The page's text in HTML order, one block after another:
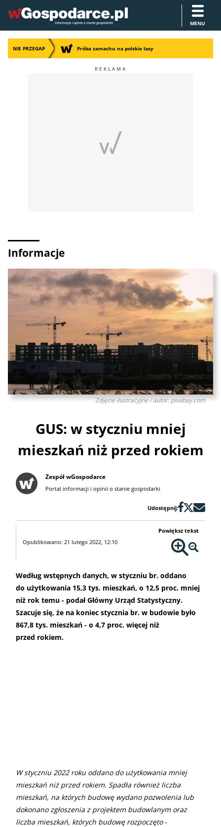
MENU
NIE PRZEGAP Próba zamachu na polskie lasy
Informacje
Zdjęcie ilustracyjne / autor: pixabay.com
GUS: w styczniu mniej
mieszkań niż przed rokiem
Zespół wGospodarce
Portal informacji i opinii o stanie gospodarki
Udostępnij:
Opublikowano: 21 lutego 2022, 12:10
Powiększ tekst
Według wstępnych danych, w styczniu br. oddano
do użytkowania 15,3 tys. mieszkań, o 12,5 proc. mniej
niż rok temu - podał Główny Urząd Statystyczny.
Szacuje się, że na koniec stycznia br. w budowie było
867,8 tys. mieszkań - o 4,7 proc. więcej niż
przed rokiem.
W styczniu 2022 roku oddano do użytkowania mniej
mieszkań niż przed rokiem. Spadła również liczba
mieszkań, na których budowę wydano pozwolenia lub
dokonano zgłoszenia z projektem budowlanym oraz
liczba mieszkań, których budowę rozpoczęto-